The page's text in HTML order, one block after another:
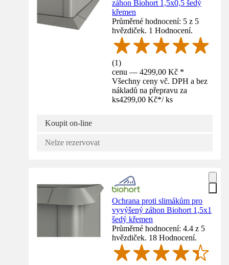
záhon Biohort 1,5x0,5 šedý
křemen
Průměrné hodnocení: 5 z 5
hvězdiček. 1 Hodnocení.
(1)
cenu — 4299,00 Kč *
Všechny ceny vč. DPH a bez
nákladů na přepravu za
ks4299,00 Kč*/ ks
Koupit on-line
Nelze rezervovat
Ochrana proti slimákům pro
vyvýšený záhon Biohort 1,5x1
šedý křemen
Průměrné hodnocení: 4.4 z 5
hvězdiček. 18 Hodnocení.